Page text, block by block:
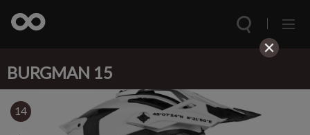
BURGMAN 15
14